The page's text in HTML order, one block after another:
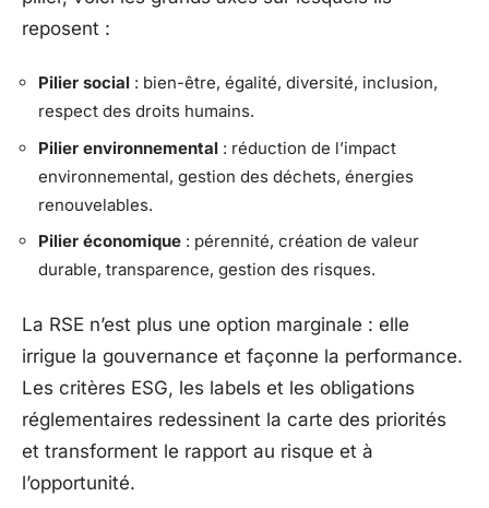
reposent :
Pilier social : bien-être, égalité, diversité, inclusion,
respect des droits humains.
Pilier environnemental : réduction de l’impact
environnemental, gestion des déchets, énergies
renouvelables.
Pilier économique : pérennité, création de valeur
durable, transparence, gestion des risques.
La RSE n’est plus une option marginale : elle
irrigue la gouvernance et façonne la performance.
Les critères ESG, les labels et les obligations
réglementaires redessinent la carte des priorités
et transforment le rapport au risque et à
l’opportunité.